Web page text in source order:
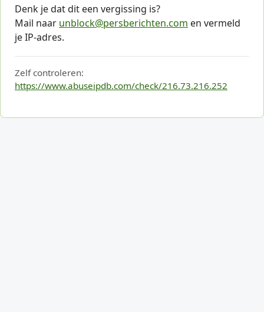
Denk je dat dit een vergissing is?
Mail naar unblock@persberichten.com en vermeld
je IP-adres.
Zelf controleren:
https://www.abuseipdb.com/check/216.73.216.252